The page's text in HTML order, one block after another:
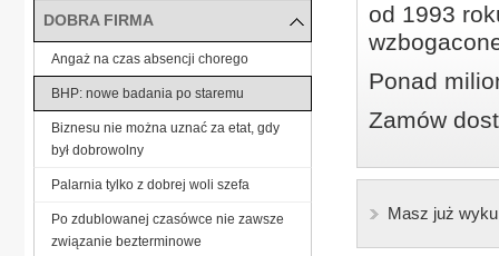
od 1993
Ponad
Zamów
Masz już
DOBRA FIRMA
Angaż na czas absencji chorego
BHP: nowe badania po staremu
Biznesu nie można uznać za etat, gdy
był dobrowolny
Palarnia tylko z dobrej woli szefa
Po zdublowanej czasówce nie zawsze
związanie bezterminowe